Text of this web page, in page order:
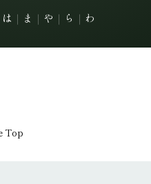
は ｜ ま ｜ や ｜ ら ｜ わ
Top